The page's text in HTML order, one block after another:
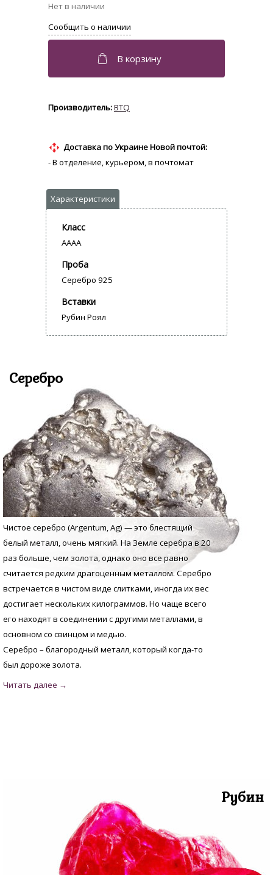
BTQ
Доставка по Украине Новой почтой:
- В отделение, курьером, в почтомат
Класс
AAAA
Проба
Серебро 925
Вставки
Рубин Роял
Серебро
Чистое серебро (Argentum, Аg) — это блестящий
белый металл, очень мягкий. На Земле серебра в 20
раз больше, чем золота, однако оно все равно
считается редким драгоценным металлом. Серебро
встречается в чистом виде слитками, иногда их вес
достигает нескольких килограммов. Но чаще всего
его находят в соединении с другими металлами, в
основном со свинцом и медью.
Серебро – благородный металл, который когда-то
был дороже золота.
Рубин